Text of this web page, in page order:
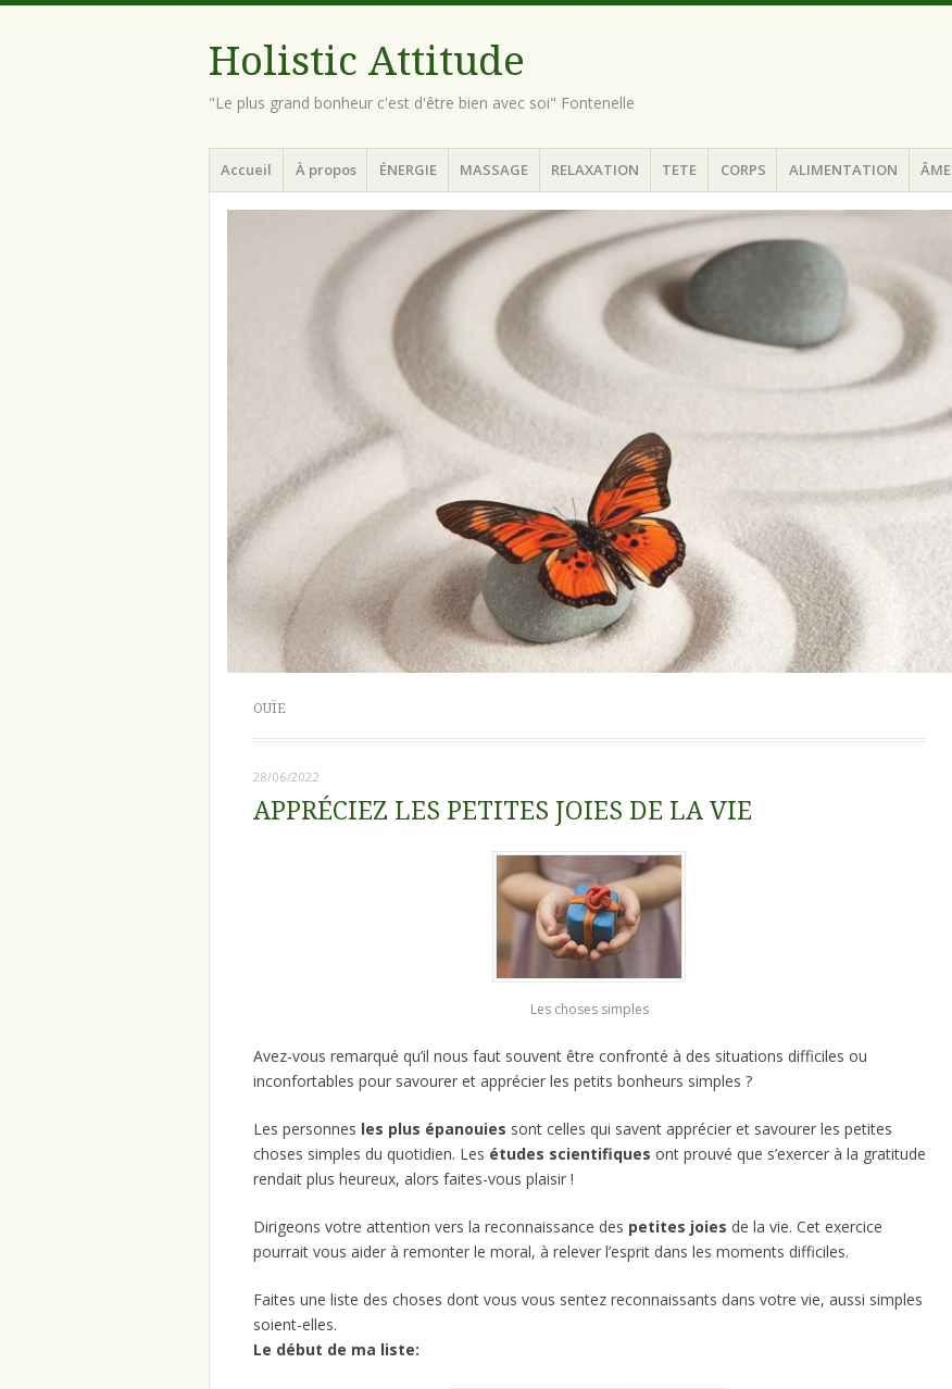
Holistic Attitude
"Le plus grand bonheur c'est d'être bien avec soi" Fontenelle
Menu
Aller
au
contenu
Accueil À propos ÉNERGIE MASSAGE RELAXATION TETE CORPS ALIMENTATION ÂME
OUÏE
28/06/2022
APPRÉCIEZ LES PETITES JOIES DE LA VIE
Les choses simples
Avez-vous remarqué qu’il nous faut souvent être confronté à des situations difficiles ou
inconfortables pour savourer et apprécier les petits bonheurs simples ?
Les personnes les plus épanouies sont celles qui savent apprécier et savourer les petites
choses simples du quotidien. Les études scientifiques ont prouvé que s’exercer à la gratitude
rendait plus heureux, alors faites-vous plaisir !
Dirigeons votre attention vers la reconnaissance des petites joies de la vie. Cet exercice
pourrait vous aider à remonter le moral, à relever l’esprit dans les moments difficiles.
Faites une liste des choses dont vous vous sentez reconnaissants dans votre vie, aussi simples
soient-elles.
Le début de ma liste: